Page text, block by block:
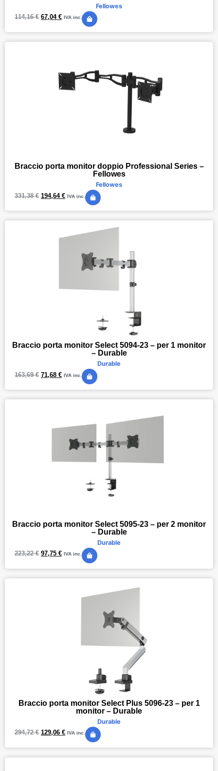
Fellowes
114,16€ 67,04 € IVA inc.
Braccio porta monitor doppio Professional Series –
Fellowes
Fellowes
331,38€ 194,64 € IVA inc.
Braccio porta monitor Select 5094-23 – per 1 monitor
– Durable
Durable
163,69€ 71,68 € IVA inc.
Braccio porta monitor Select 5095-23 – per 2 monitor
– Durable
Durable
223,22€ 97,75 € IVA inc.
Braccio porta monitor Select Plus 5096-23 – per 1
monitor – Durable
Durable
294,72€ 129,06 € IVA inc.